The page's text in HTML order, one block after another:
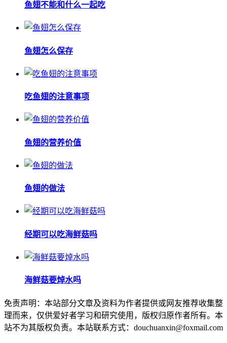
鱼翅不能和什么一起吃
鱼翅怎么保存
吃鱼翅的注意事项
鱼翅的营养价值
鱼翅的做法
经期可以吃海鲜菇吗
海鲜菇要焯水吗
免责声明：本站部分文章及资料为作者提供或网友推荐收集整
理而来，仅供爱好者学习和研究使用，版权归原作者所有。本
站不为其版权负责。本站联系方式：douchuanxin@foxmail.com